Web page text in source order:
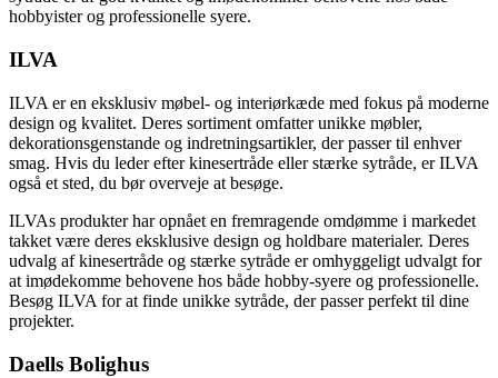
hobbyister og professionelle syere.
ILVA
ILVA er en eksklusiv møbel- og interiørkæde med fokus på moderne
design og kvalitet. Deres sortiment omfatter unikke møbler,
dekorationsgenstande og indretningsartikler, der passer til enhver
smag. Hvis du leder efter kinesertråde eller stærke sytråde, er ILVA
også et sted, du bør overveje at besøge.
ILVAs produkter har opnået en fremragende omdømme i markedet
takket være deres eksklusive design og holdbare materialer. Deres
udvalg af kinesertråde og stærke sytråde er omhyggeligt udvalgt for
at imødekomme behovene hos både hobby-syere og professionelle.
Besøg ILVA for at finde unikke sytråde, der passer perfekt til dine
projekter.
Daells Bolighus